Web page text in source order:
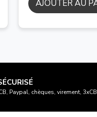
AJOUTER AU
Paypal, chèques, virement,